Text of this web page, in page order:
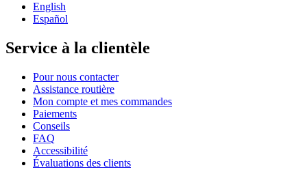
English
Español
Service à la clientèle
Pour nous contacter
Assistance routière
Mon compte et mes commandes
Paiements
Conseils
FAQ
Accessibilité
Évaluations des clients